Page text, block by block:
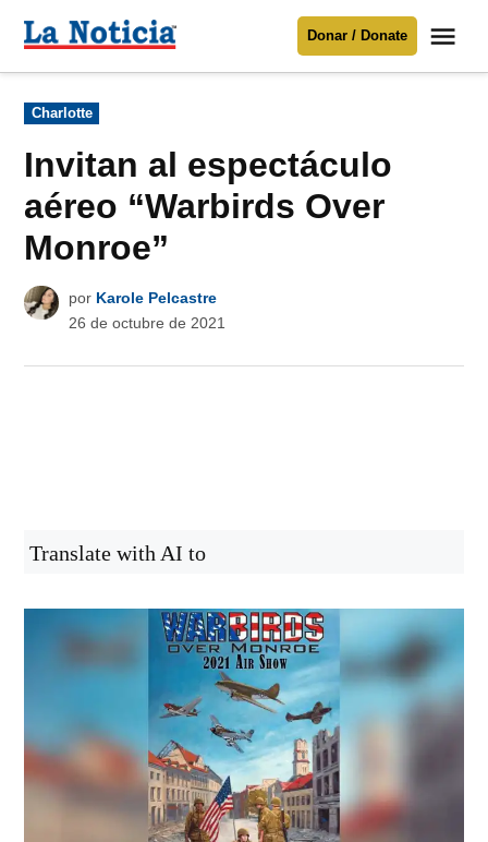
Para mantenerte informado necesitamos
Donar
contenido
Noticia
Donar / Donate
Publicado
en
Charlotte
Invitan al espectáculo
aéreo “Warbirds Over
Monroe”
por Karole Pelcastre
26 de octubre de 2021
Translate with AI to